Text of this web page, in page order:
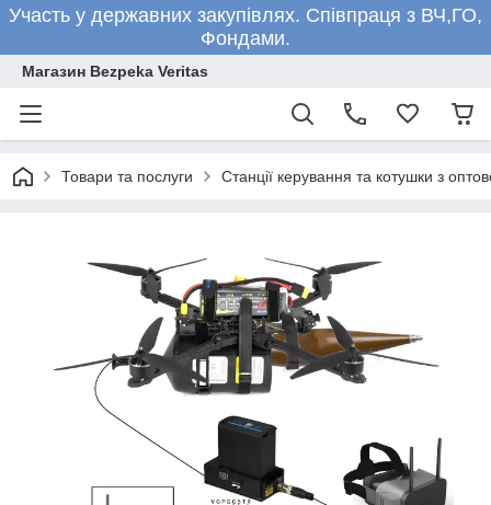
Участь у державних закупівлях. Співпраця з ВЧ,ГО,
Фондами.
Магазин Bezpeka Veritas
Товари та послуги Станції керування та котушки з